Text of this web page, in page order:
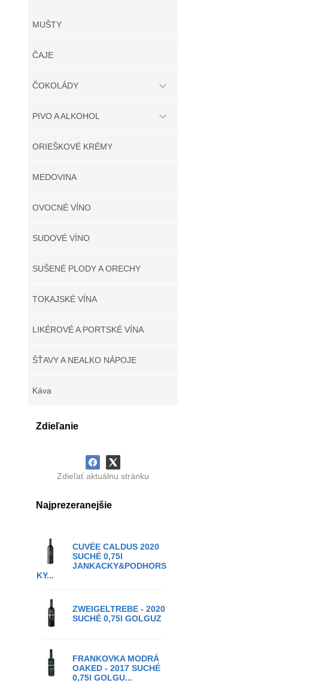
MUŠTY
ČAJE
ČOKOLÁDY
PIVO A ALKOHOL
ORIEŠKOVÉ KRÉMY
MEDOVINA
OVOCNÉ VÍNO
SUDOVÉ VÍNO
SUŠENÉ PLODY A ORECHY
TOKAJSKÉ VÍNA
LIKÉROVÉ A PORTSKÉ VÍNA
ŠŤAVY A NEALKO NÁPOJE
Káva
Zdieľanie
Zdieľať aktuálnu stránku
Najprezeranejšie
CUVÉE CALDUS 2020
SUCHÉ 0,75l
JANKACKY&PODHORS
KY...
ZWEIGELTREBE - 2020
SUCHÉ 0,75l GOLGUZ
FRANKOVKA MODRÁ
OAKED - 2017 SUCHÉ
0,75l GOLGU...